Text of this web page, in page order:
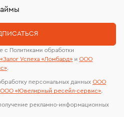
с Политиками обработки
Успеха «Ломбард» и ООО
.
персональных данных ООО
ООО «Ювелирный ресейл-сервиc».
рекламно-информационных